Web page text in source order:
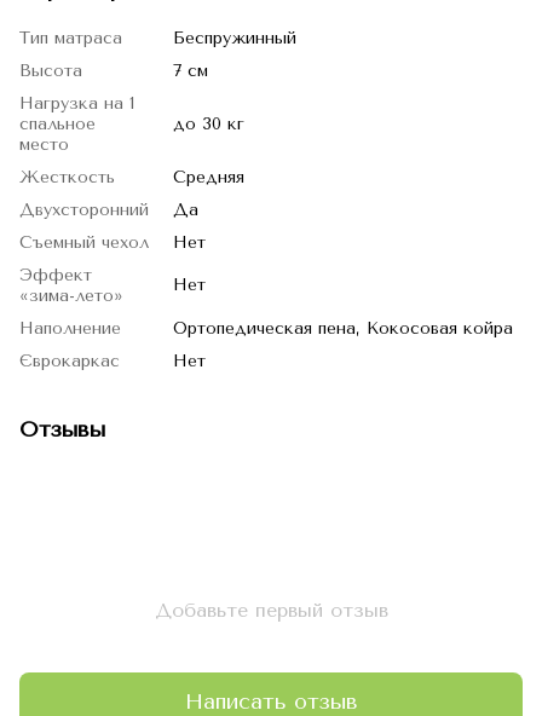
Тип матраса
Беспружинный
Высота
7 см
Нагрузка на 1
спальное
место
до 30 кг
Жесткость
Средняя
Двухсторонний
Да
Съемный чехол
Нет
Эффект
«зима-лето»
Нет
Наполнение
Ортопедическая пена, Кокосовая койра
Єврокаркас
Нет
Отзывы
Добавьте первый отзыв
Написать отзыв